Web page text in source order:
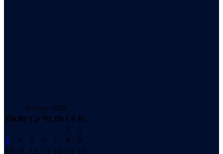
Август 2026
Пн Вт Ср Чт Пт Сб Вс
1
2
3
4 5 6 7 8
9
10
11 12 13 14 15 16